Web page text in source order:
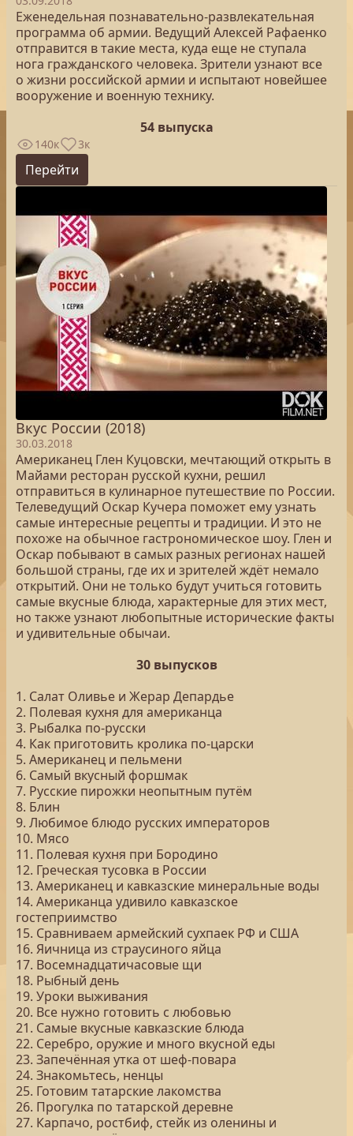
Еженедельная познавательно-развлекательная
программа об армии. Ведущий Алексей Рафаенко
отправится в такие места, куда еще не ступала
нога гражданского человека. Зрители узнают все
о жизни российской армии и испытают новейшее
вооружение и военную технику.
54 выпуска
140к 3к
Перейти
Вкус России (2018)
30.03.2018
Американец Глен Куцовски, мечтающий открыть в
Майами ресторан русской кухни, решил
отправиться в кулинарное путешествие по России.
Телеведущий Оскар Кучера поможет ему узнать
самые интересные рецепты и традиции. И это не
похоже на обычное гастрономическое шоу. Глен и
Оскар побывают в самых разных регионах нашей
большой страны, где их и зрителей ждёт немало
открытий. Они не только будут учиться готовить
самые вкусные блюда, характерные для этих мест,
но также узнают любопытные исторические факты
и удивительные обычаи.
30 выпусков
1. Салат Оливье и Жерар Депардье
2. Полевая кухня для американца
3. Рыбалка по-русски
4. Как приготовить кролика по-царски
5. Американец и пельмени
6. Самый вкусный форшмак
7. Русские пирожки неопытным путём
8. Блин
9. Любимое блюдо русских императоров
10. Мясо
11. Полевая кухня при Бородино
12. Греческая тусовка в России
13. Американец и кавказские минеральные воды
14. Американца удивило кавказское
гостеприимство
15. Сравниваем армейский сухпаек РФ и США
16. Яичница из страусиного яйца
17. Восемнадцатичасовые щи
18. Рыбный день
19. Уроки выживания
20. Все нужно готовить с любовью
21. Самые вкусные кавказские блюда
22. Серебро, оружие и много вкусной еды
23. Запечённая утка от шеф-повара
24. Знакомьтесь, ненцы
25. Готовим татарские лакомства
26. Прогулка по татарской деревне
27. Карпачо, ростбиф, стейк из оленины и